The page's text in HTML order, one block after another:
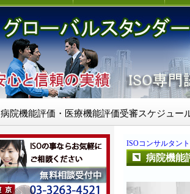
病院機能評価・医療機能評価受審スケジュー
ISOコンサルタン
病院機能